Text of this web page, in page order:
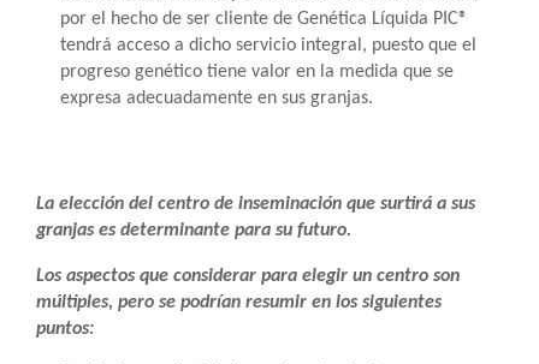
por el hecho de ser cliente de Genética Líquida PIC®
tendrá acceso a dicho servicio integral, puesto que el
progreso genético tiene valor en la medida que se
expresa adecuadamente en sus granjas.
La elección del centro de inseminación que surtirá a sus
granjas es determinante para su futuro.
Los aspectos que considerar para elegir un centro son
múltiples, pero se podrían resumir en los siguientes
puntos: